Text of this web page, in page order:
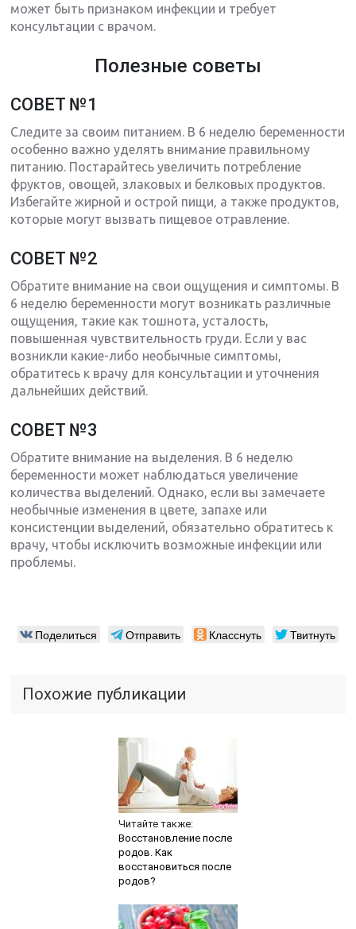
может быть признаком инфекции и требует
консультации с врачом.
Полезные советы
СОВЕТ №1
Следите за своим питанием. В 6 неделю беременности
особенно важно уделять внимание правильному
питанию. Постарайтесь увеличить потребление
фруктов, овощей, злаковых и белковых продуктов.
Избегайте жирной и острой пищи, а также продуктов,
которые могут вызвать пищевое отравление.
СОВЕТ №2
Обратите внимание на свои ощущения и симптомы. В
6 неделю беременности могут возникать различные
ощущения, такие как тошнота, усталость,
повышенная чувствительность груди. Если у вас
возникли какие-либо необычные симптомы,
обратитесь к врачу для консультации и уточнения
дальнейших действий.
СОВЕТ №3
Обратите внимание на выделения. В 6 неделю
беременности может наблюдаться увеличение
количества выделений. Однако, если вы замечаете
необычные изменения в цвете, запахе или
консистенции выделений, обязательно обратитесь к
врачу, чтобы исключить возможные инфекции или
проблемы.
Поделиться Отправить Класснуть Твитнуть
Похожие публикации
Читайте также:
Восстановление после
родов. Как
восстановиться после
родов?